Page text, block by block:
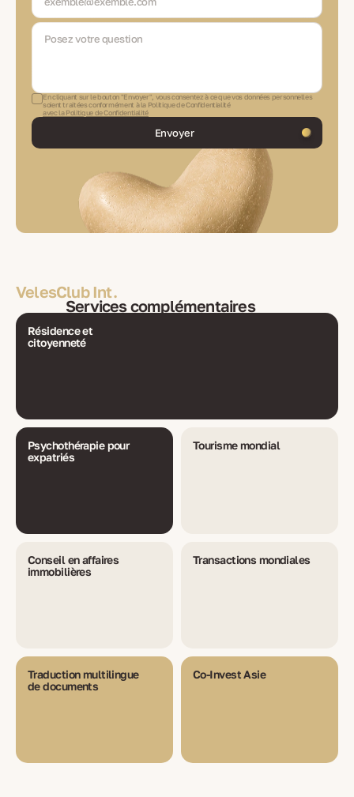
En cliquant sur le bouton "Envoyer", vous consentez à ce que vos données personnelles
soient traitées conformément à la Politique de Confidentialité
avec la Politique de Confidentialité
Envoyer
VelesClub Int.
Services complémentaires
Résidence et
citoyenneté
Psychothérapie pour
expatriés
Tourisme mondial
Conseil en affaires
immobilières
Transactions mondiales
Traduction multilingue
de documents
Co-Invest Asie